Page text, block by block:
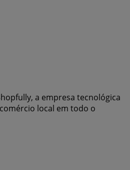
a empresa tecnológica
local em todo o